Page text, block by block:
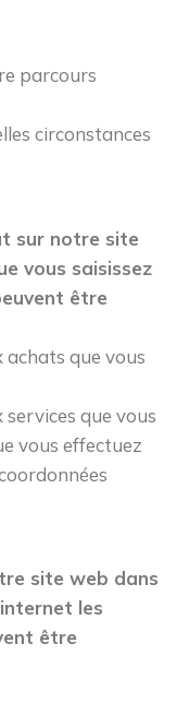
parcours
circonstances
sur notre site
vous saisissez
être
que vous
que vous
vous effectuez
site web dans
les
être